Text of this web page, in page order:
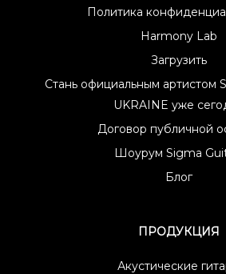
Политика
Harmony Lab
Загрузить
Стань официальным артистом
UKRAINE уже
Договор публичной
Шоурум Sigma
Блог
ПРОДУКЦИЯ
Акустические